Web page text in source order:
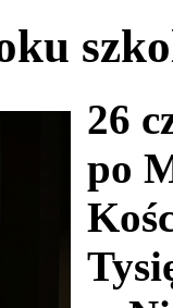
26
po